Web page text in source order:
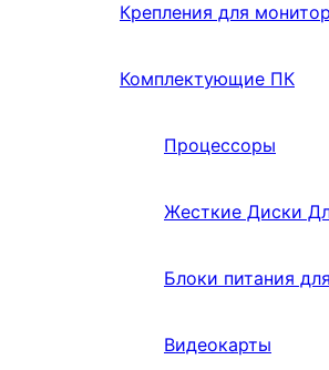
Крепления для
Комплектующие ПК
Процессоры
Жесткие Диски
Блоки питания
Видеокарты